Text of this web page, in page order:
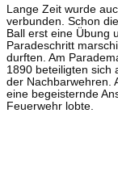
Lange Zeit wurde
verbunden. Schon
Ball erst eine Übung
Paradeschritt
durften. Am
1890 beteiligten sich
der Nachbarwehren.
eine begeisternde
Feuerwehr lobte.